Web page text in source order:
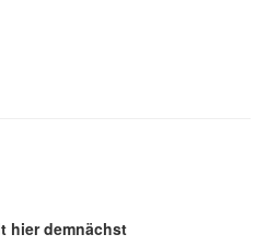
hier demnächst